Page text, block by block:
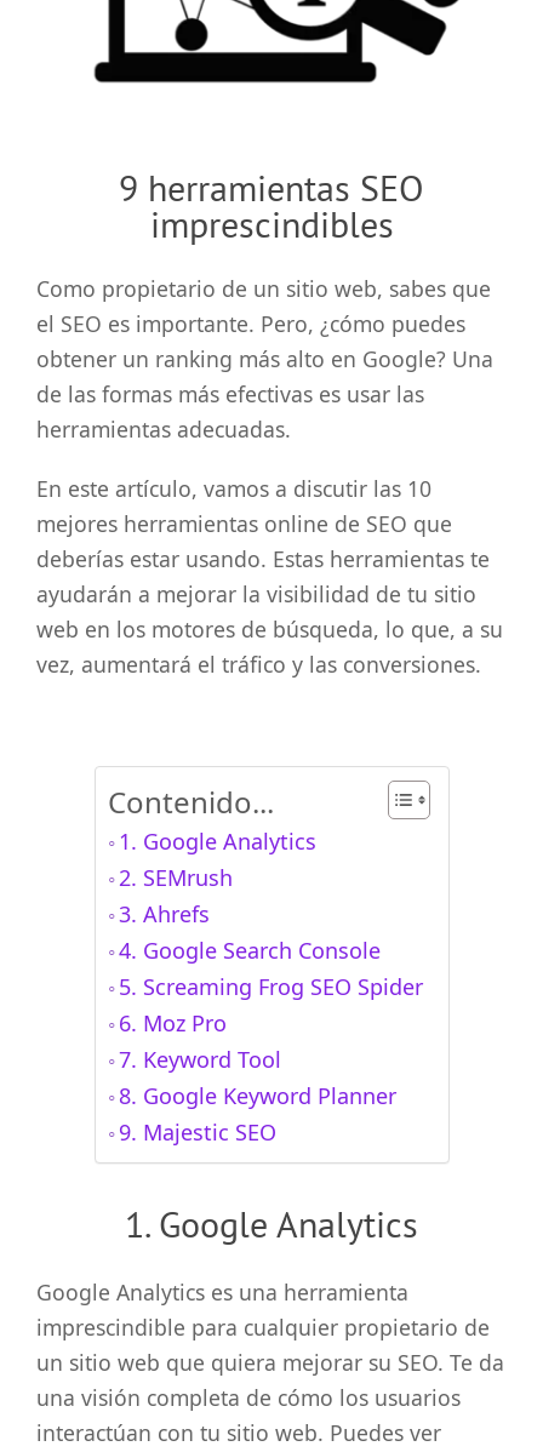
9 herramientas SEO
imprescindibles
Como propietario de un sitio web, sabes que
el SEO es importante. Pero, ¿cómo puedes
obtener un ranking más alto en Google? Una
de las formas más efectivas es usar las
herramientas adecuadas.
En este artículo, vamos a discutir las 10
mejores herramientas online de SEO que
deberías estar usando. Estas herramientas te
ayudarán a mejorar la visibilidad de tu sitio
web en los motores de búsqueda, lo que, a su
vez, aumentará el tráfico y las conversiones.
Contenido...
1. Google Analytics
2. SEMrush
3. Ahrefs
4. Google Search Console
5. Screaming Frog SEO Spider
6. Moz Pro
7. Keyword Tool
8. Google Keyword Planner
9. Majestic SEO
1. Google Analytics
Google Analytics es una herramienta
imprescindible para cualquier propietario de
un sitio web que quiera mejorar su SEO. Te da
una visión completa de cómo los usuarios
interactúan con tu sitio web. Puedes ver